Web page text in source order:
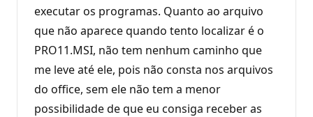
executar os programas. Quanto ao arquivo
que não aparece quando tento localizar é o
PRO11.MSI, não tem nenhum caminho que
me leve até ele, pois não consta nos arquivos
do office, sem ele não tem a menor
possibilidade de que eu consiga receber as